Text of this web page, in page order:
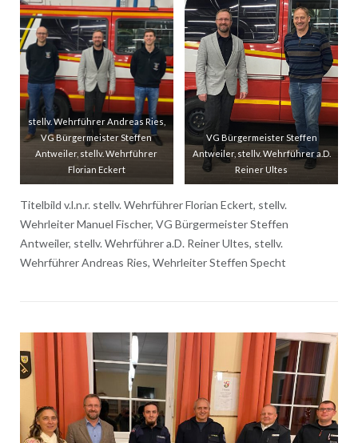
stellv. Wehrführer Andreas Ries,
VG Bürgermeister Steffen
Antweiler, stellv. Wehrführer
Florian Eckert
VG Bürgermeister Steffen
Antweiler, stellv. Wehrführer a.D.
Reiner Ultes
Titelbild v.l.n.r. stellv. Wehrführer Florian Eckert, stellv.
Wehrleiter Manuel Fischer, VG Bürgermeister Steffen
Antweiler, stellv. Wehrführer a.D. Reiner Ultes, stellv.
Wehrführer Andreas Ries, Wehrleiter Steffen Specht